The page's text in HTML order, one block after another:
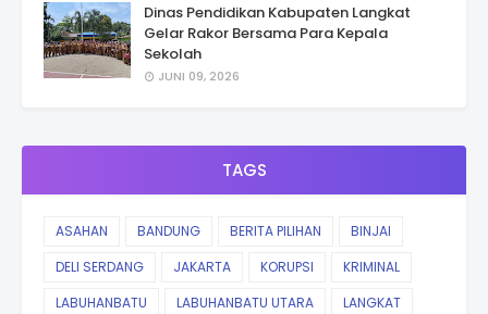
Dinas Pendidikan Kabupaten Langkat
Gelar Rakor Bersama Para Kepala
Sekolah
JUNI 09, 2026
TAGS
ASAHAN BANDUNG BERITA PILIHAN
BINJAI
DELI SERDANG
JAKARTA KORUPSI
KRIMINAL
LABUHANBATU
LABUHANBATU UTARA
LANGKAT